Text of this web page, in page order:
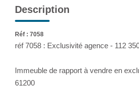
Description
Réf : 7058
réf 7058 : Exclusivité agence - 112
Immeuble de rapport à vendre en
61200